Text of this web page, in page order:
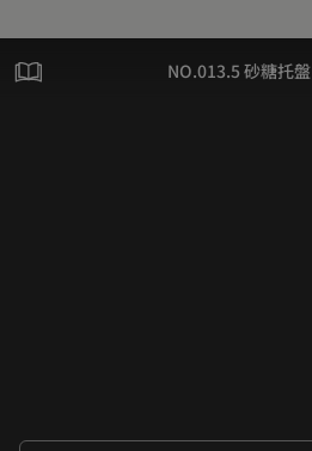
NO.013.5 砂糖托盤